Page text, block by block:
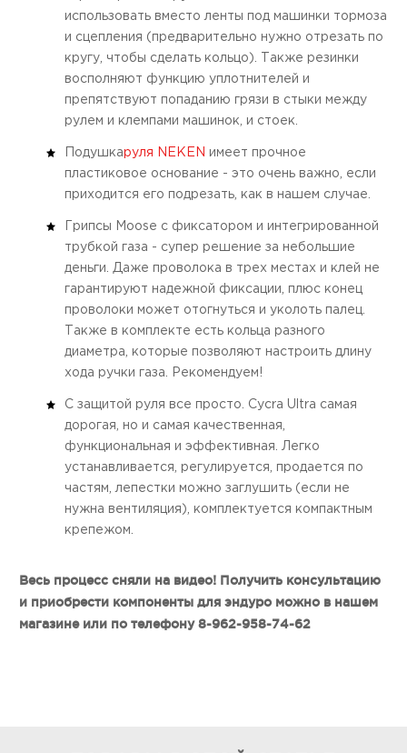
использовать вместо ленты под машинки тормоза
и сцепления (предварительно нужно отрезать по
кругу, чтобы сделать кольцо). Также резинки
восполняют функцию уплотнителей и
препятствуют попаданию грязи в стыки между
рулем и клемпами машинок, и стоек.
Подушка руля NEKEN
имеет прочное
пластиковое основание - это очень важно, если
приходится его подрезать, как в нашем случае.
Грипсы Moose с фиксатором и интегрированной
трубкой газа - супер решение за небольшие
деньги. Даже проволока в трех местах и клей не
гарантируют надежной фиксации, плюс конец
проволоки может отогнуться и уколоть палец.
Также в комплекте есть кольца разного
диаметра, которые позволяют настроить длину
хода ручки газа. Рекомендуем!
С защитой руля все просто. Cycra Ultra самая
дорогая, но и самая качественная,
функциональная и эффективная. Легко
устанавливается, регулируется, продается по
частям, лепестки можно заглушить (если не
нужна вентиляция), комплектуется компактным
крепежом.
Весь процесс сняли на видео! Получить консультацию
и приобрести компоненты для эндуро можно в нашем
магазине или по телефону 8-962-958-74-62